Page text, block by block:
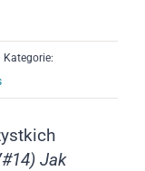
Kategorie:
Jak